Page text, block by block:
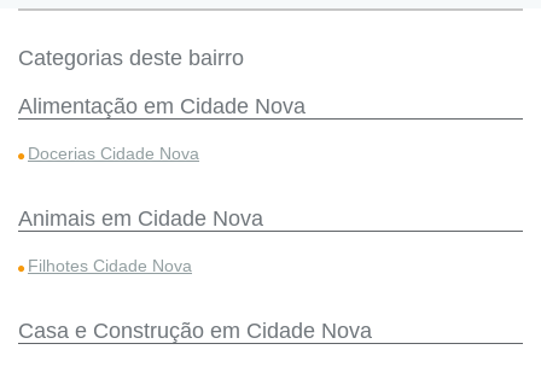
Categorias deste bairro
Alimentação em Cidade Nova
Docerias Cidade Nova
Animais em Cidade Nova
Filhotes Cidade Nova
Casa e Construção em Cidade Nova